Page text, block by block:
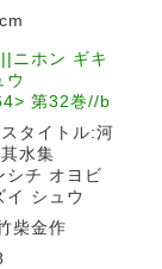
ニホン ギキ
ウ
第32巻//b
タイトル:河
水集
シチ オヨビ
イ シュウ
柴金作